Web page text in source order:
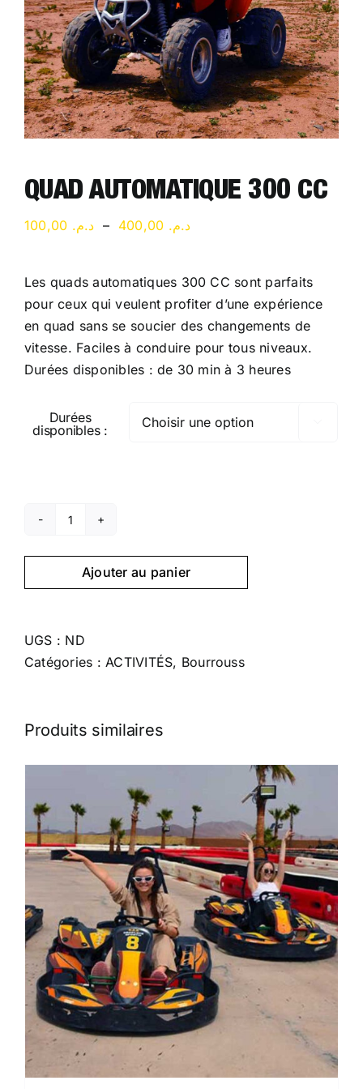
QUAD AUTOMATIQUE 300 CC
د.م. – د.م.Plage
د.م. 100,00
à
د.م. 400,00
Les quads automatiques 300 CC sont parfaits
pour ceux qui veulent profiter d’une expérience
en quad sans se soucier des changements de
vitesse. Faciles à conduire pour tous niveaux.
Durées disponibles : de 30 min à 3 heures
Durées
disponibles :
quantité
QUAD
AUTOMATIQUE
CC
Ajouter au panier
UGS : ND
Catégories :ACTIVITÉS, Bourrouss
Produits similaires